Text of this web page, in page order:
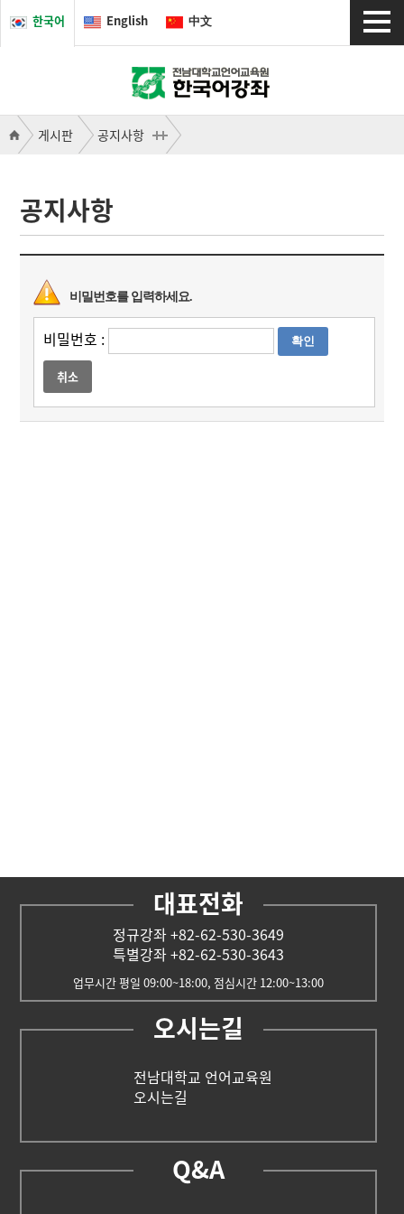
한국어 English 中文
게시판 공지사항
공지사항
비밀번호를 입력하세요.
비밀번호 :
취소
대표전화
정규강좌 +82-62-530-3649
특별강좌 +82-62-530-3643
업무시간 평일 09:00~18:00, 점심시간 12:00~13:00
오시는길
전남대학교 언어교육원
오시는길
Q&A